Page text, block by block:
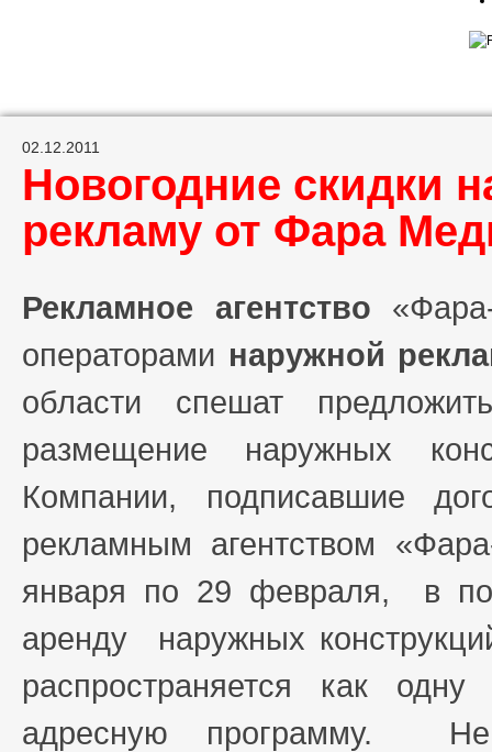
02.12.2011
Новогодние скидки
рекламу от Фара
Рекламное агентство
операторами наружной
области спешат
размещение наружных
Компании, подписавшие
рекламным агентством
января по 29 февраля, в
аренду наружных
распространяется как
адресную программу. Не